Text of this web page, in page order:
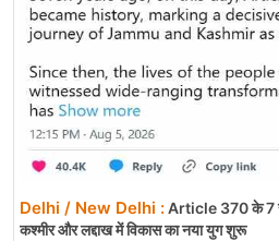
Delhi / New Delhi :Article 370 के 7
कश्मीर और लद्दाख में विकास का नया युग शुरू